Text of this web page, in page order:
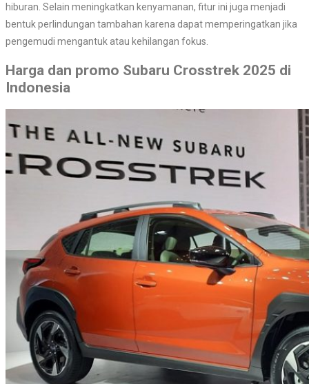
hiburan. Selain meningkatkan kenyamanan, fitur ini juga menjadi
bentuk perlindungan tambahan karena dapat memperingatkan jika
pengemudi mengantuk atau kehilangan fokus.
Harga dan promo Subaru Crosstrek 2025 di
Indonesia